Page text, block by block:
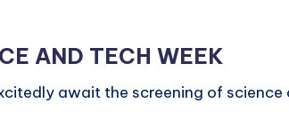
AND TECH WEEK
await the screening of science